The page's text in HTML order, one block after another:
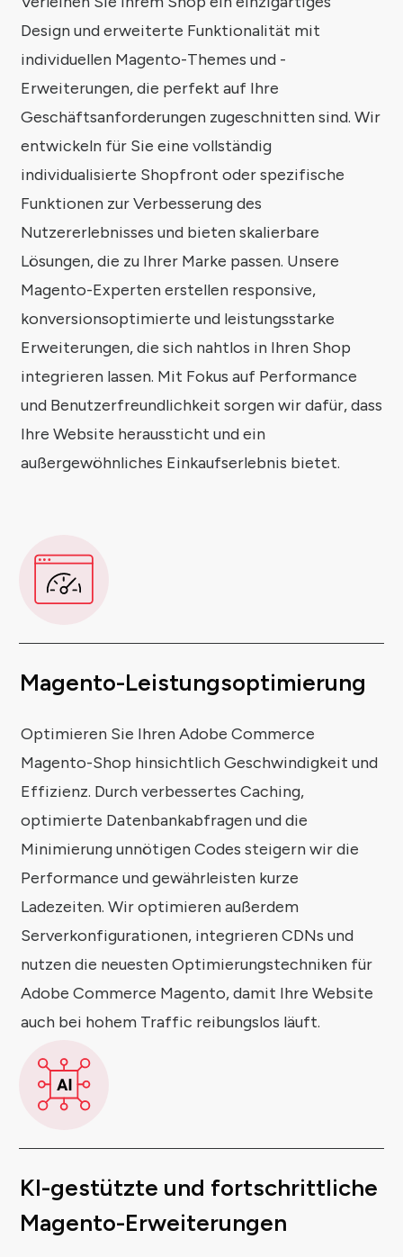
Design und erweiterte Funktionalität mit
individuellen Magento-Themes und -
Erweiterungen, die perfekt auf Ihre
Geschäftsanforderungen zugeschnitten sind. Wir
entwickeln für Sie eine vollständig
individualisierte Shopfront oder spezifische
Funktionen zur Verbesserung des
Nutzererlebnisses und bieten skalierbare
Lösungen, die zu Ihrer Marke passen. Unsere
Magento-Experten erstellen responsive,
konversionsoptimierte und leistungsstarke
Erweiterungen, die sich nahtlos in Ihren Shop
integrieren lassen. Mit Fokus auf Performance
und Benutzerfreundlichkeit sorgen wir dafür, dass
Ihre Website heraussticht und ein
außergewöhnliches Einkaufserlebnis bietet.
Magento-Leistungsoptimierung
Optimieren Sie Ihren Adobe Commerce
Magento-Shop hinsichtlich Geschwindigkeit und
Effizienz. Durch verbessertes Caching,
optimierte Datenbankabfragen und die
Minimierung unnötigen Codes steigern wir die
Performance und gewährleisten kurze
Ladezeiten. Wir optimieren außerdem
Serverkonfigurationen, integrieren CDNs und
nutzen die neuesten Optimierungstechniken für
Adobe Commerce Magento, damit Ihre Website
auch bei hohem Traffic reibungslos läuft.
KI-gestützte und fortschrittliche
Magento-Erweiterungen